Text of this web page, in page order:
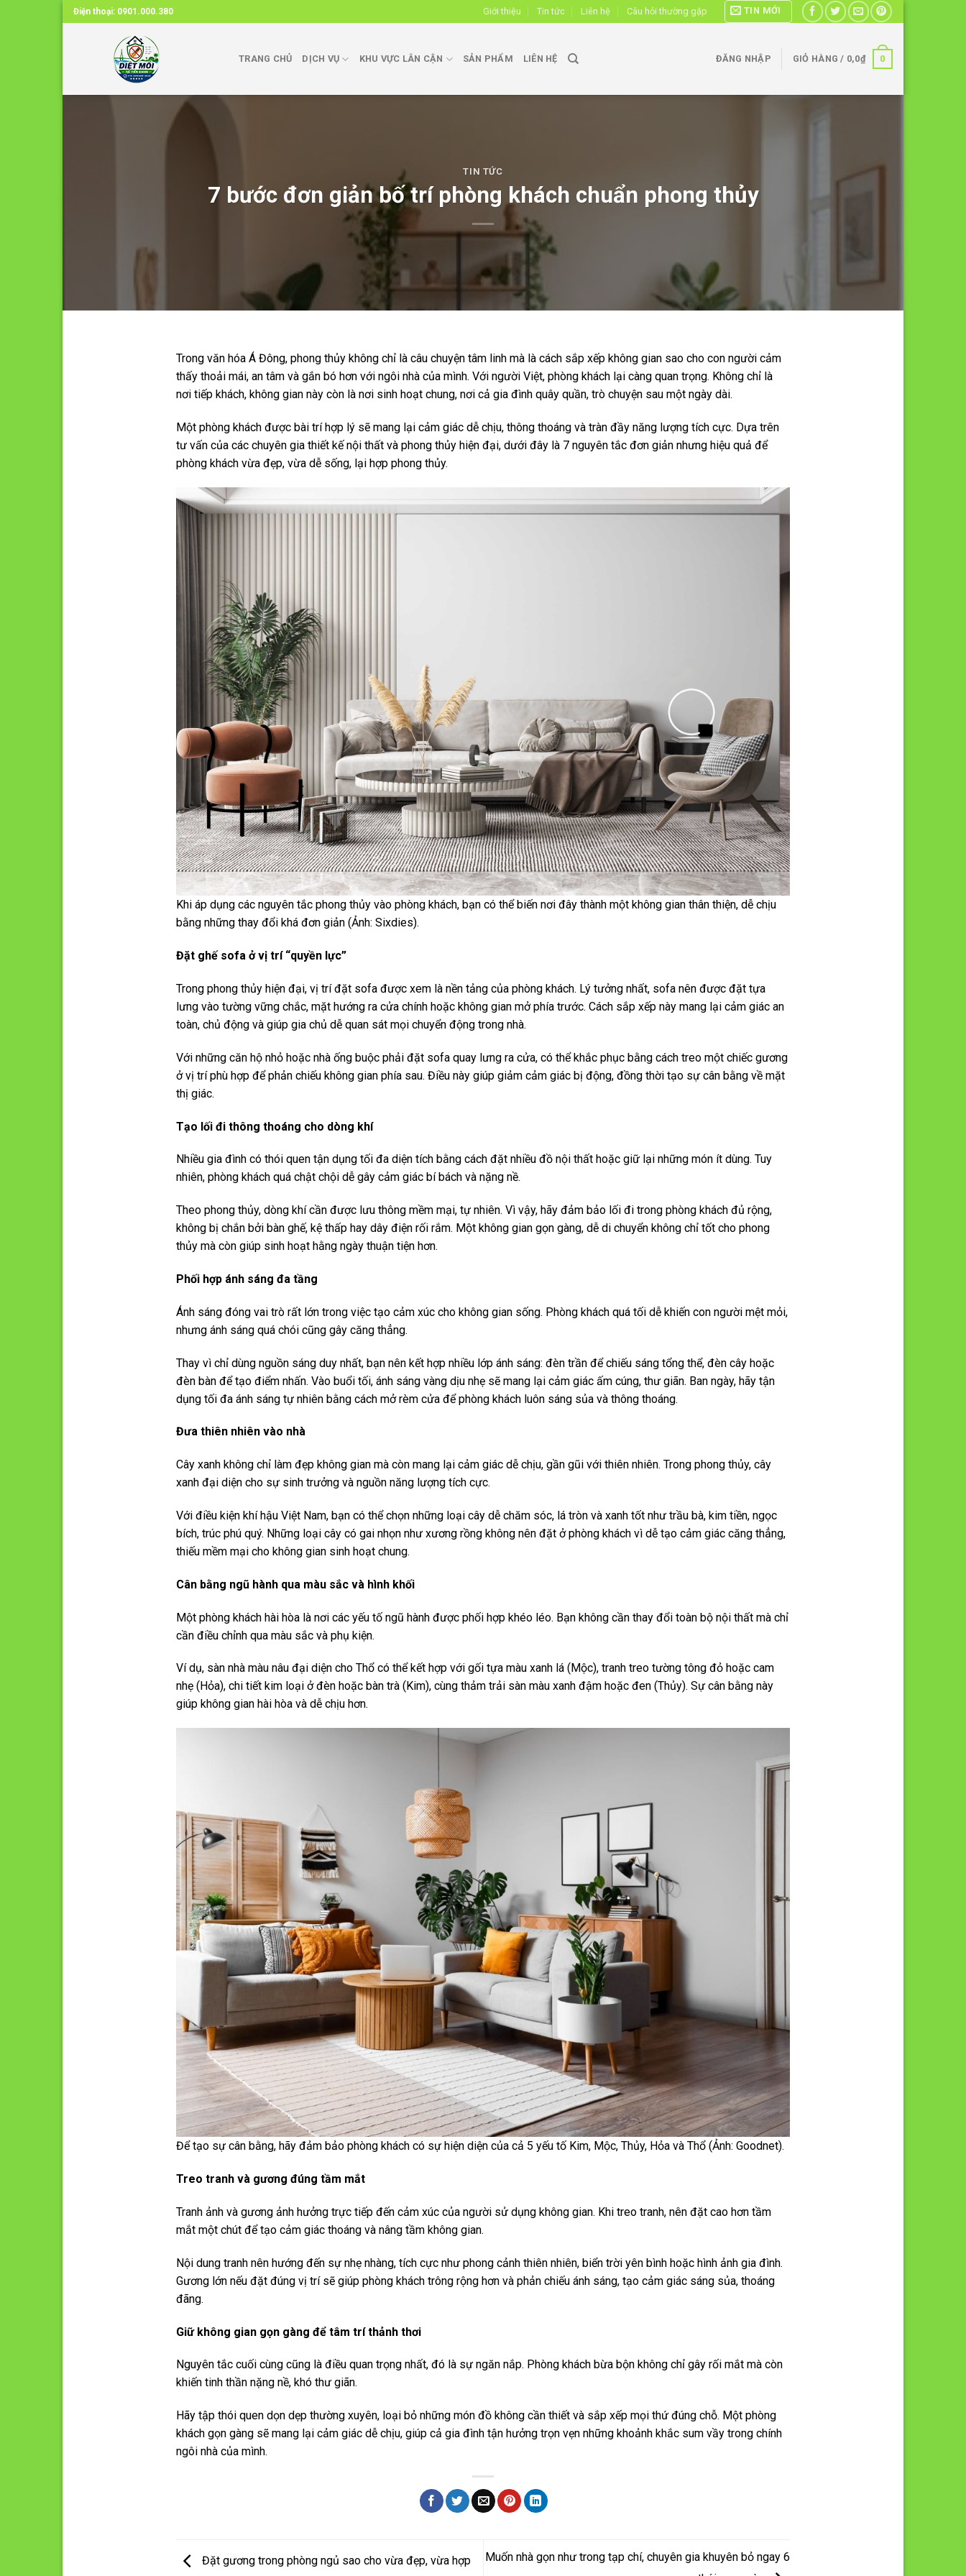
Skip
to
Điện thoại: 0901.000.380 Giới thiệu Tin tức Liên hệ Câu hỏi thường gặp TIN MỚI
TRANG CHỦ DỊCH VỤ KHU VỰC LÂN CẬN SẢN PHẨM LIÊN HỆ ĐĂNG NHẬP GIỎ HÀNG / 0,0₫ 0
TIN TỨC
7 bước đơn giản bố trí phòng khách chuẩn phong thủy
Trong văn hóa Á Đông, phong thủy không chỉ là câu chuyện tâm linh mà là cách sắp xếp không gian sao cho con người cảm
thấy thoải mái, an tâm và gắn bó hơn với ngôi nhà của mình. Với người Việt, phòng khách lại càng quan trọng. Không chỉ là
nơi tiếp khách, không gian này còn là nơi sinh hoạt chung, nơi cả gia đình quây quần, trò chuyện sau một ngày dài.
Một phòng khách được bài trí hợp lý sẽ mang lại cảm giác dễ chịu, thông thoáng và tràn đầy năng lượng tích cực. Dựa trên
tư vấn của các chuyên gia thiết kế nội thất và phong thủy hiện đại, dưới đây là 7 nguyên tắc đơn giản nhưng hiệu quả để
phòng khách vừa đẹp, vừa dễ sống, lại hợp phong thủy.
Khi áp dụng các nguyên tắc phong thủy vào phòng khách, bạn có thể biến nơi đây thành một không gian thân thiện, dễ chịu
bằng những thay đổi khá đơn giản (Ảnh: Sixdies).
Đặt ghế sofa ở vị trí “quyền lực”
Trong phong thủy hiện đại, vị trí đặt sofa được xem là nền tảng của phòng khách. Lý tưởng nhất, sofa nên được đặt tựa
lưng vào tường vững chắc, mặt hướng ra cửa chính hoặc không gian mở phía trước. Cách sắp xếp này mang lại cảm giác an
toàn, chủ động và giúp gia chủ dễ quan sát mọi chuyển động trong nhà.
Với những căn hộ nhỏ hoặc nhà ống buộc phải đặt sofa quay lưng ra cửa, có thể khắc phục bằng cách treo một chiếc gương
ở vị trí phù hợp để phản chiếu không gian phía sau. Điều này giúp giảm cảm giác bị động, đồng thời tạo sự cân bằng về mặt
thị giác.
Tạo lối đi thông thoáng cho dòng khí
Nhiều gia đình có thói quen tận dụng tối đa diện tích bằng cách đặt nhiều đồ nội thất hoặc giữ lại những món ít dùng. Tuy
nhiên, phòng khách quá chật chội dễ gây cảm giác bí bách và nặng nề.
Theo phong thủy, dòng khí cần được lưu thông mềm mại, tự nhiên. Vì vậy, hãy đảm bảo lối đi trong phòng khách đủ rộng,
không bị chắn bởi bàn ghế, kệ thấp hay dây điện rối rắm. Một không gian gọn gàng, dễ di chuyển không chỉ tốt cho phong
thủy mà còn giúp sinh hoạt hằng ngày thuận tiện hơn.
Phối hợp ánh sáng đa tầng
Ánh sáng đóng vai trò rất lớn trong việc tạo cảm xúc cho không gian sống. Phòng khách quá tối dễ khiến con người mệt mỏi,
nhưng ánh sáng quá chói cũng gây căng thẳng.
Thay vì chỉ dùng nguồn sáng duy nhất, bạn nên kết hợp nhiều lớp ánh sáng: đèn trần để chiếu sáng tổng thể, đèn cây hoặc
đèn bàn để tạo điểm nhấn. Vào buổi tối, ánh sáng vàng dịu nhẹ sẽ mang lại cảm giác ấm cúng, thư giãn. Ban ngày, hãy tận
dụng tối đa ánh sáng tự nhiên bằng cách mở rèm cửa để phòng khách luôn sáng sủa và thông thoáng.
Đưa thiên nhiên vào nhà
Cây xanh không chỉ làm đẹp không gian mà còn mang lại cảm giác dễ chịu, gần gũi với thiên nhiên. Trong phong thủy, cây
xanh đại diện cho sự sinh trưởng và nguồn năng lượng tích cực.
Với điều kiện khí hậu Việt Nam, bạn có thể chọn những loại cây dễ chăm sóc, lá tròn và xanh tốt như trầu bà, kim tiền, ngọc
bích, trúc phú quý. Những loại cây có gai nhọn như xương rồng không nên đặt ở phòng khách vì dễ tạo cảm giác căng thẳng,
thiếu mềm mại cho không gian sinh hoạt chung.
Cân bằng ngũ hành qua màu sắc và hình khối
Một phòng khách hài hòa là nơi các yếu tố ngũ hành được phối hợp khéo léo. Bạn không cần thay đổi toàn bộ nội thất mà chỉ
cần điều chỉnh qua màu sắc và phụ kiện.
Ví dụ, sàn nhà màu nâu đại diện cho Thổ có thể kết hợp với gối tựa màu xanh lá (Mộc), tranh treo tường tông đỏ hoặc cam
nhẹ (Hỏa), chi tiết kim loại ở đèn hoặc bàn trà (Kim), cùng thảm trải sàn màu xanh đậm hoặc đen (Thủy). Sự cân bằng này
giúp không gian hài hòa và dễ chịu hơn.
Để tạo sự cân bằng, hãy đảm bảo phòng khách có sự hiện diện của cả 5 yếu tố Kim, Mộc, Thủy, Hỏa và Thổ (Ảnh: Goodnet).
Treo tranh và gương đúng tầm mắt
Tranh ảnh và gương ảnh hưởng trực tiếp đến cảm xúc của người sử dụng không gian. Khi treo tranh, nên đặt cao hơn tầm
mắt một chút để tạo cảm giác thoáng và nâng tầm không gian.
Nội dung tranh nên hướng đến sự nhẹ nhàng, tích cực như phong cảnh thiên nhiên, biển trời yên bình hoặc hình ảnh gia đình.
Gương lớn nếu đặt đúng vị trí sẽ giúp phòng khách trông rộng hơn và phản chiếu ánh sáng, tạo cảm giác sáng sủa, thoáng
đãng.
Giữ không gian gọn gàng để tâm trí thảnh thơi
Nguyên tắc cuối cùng cũng là điều quan trọng nhất, đó là sự ngăn nắp. Phòng khách bừa bộn không chỉ gây rối mắt mà còn
khiến tinh thần nặng nề, khó thư giãn.
Hãy tập thói quen dọn dẹp thường xuyên, loại bỏ những món đồ không cần thiết và sắp xếp mọi thứ đúng chỗ. Một phòng
khách gọn gàng sẽ mang lại cảm giác dễ chịu, giúp cả gia đình tận hưởng trọn vẹn những khoảnh khắc sum vầy trong chính
ngôi nhà của mình.
Đặt gương trong phòng ngủ sao cho vừa đẹp, vừa hợp
Muốn nhà gọn như trong tạp chí, chuyên gia khuyên bỏ ngay 6